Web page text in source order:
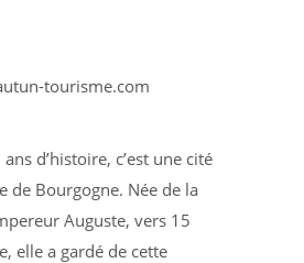
tourisme.com
d’histoire, c’est une cité
de Bourgogne. Née de la
Auguste, vers 15
elle a gardé de cette